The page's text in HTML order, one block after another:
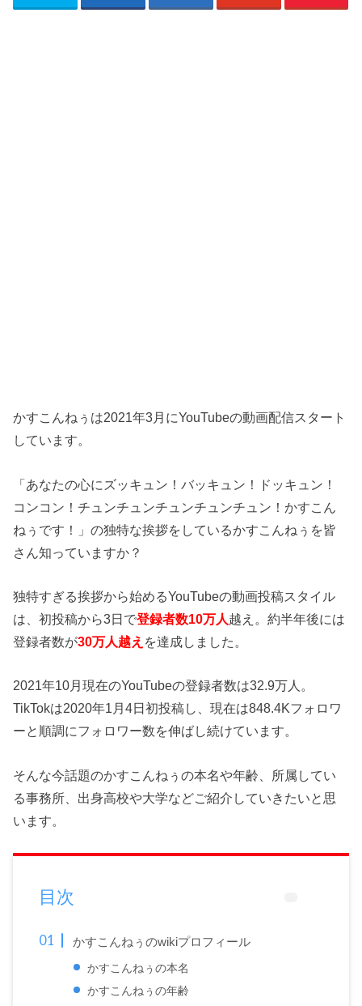
かすこんねぅは2021年3月にYouTubeの動画配信スタート
しています。
「あなたの心にズッキュン！バッキュン！ドッキュン！
コンコン！チュンチュンチュンチュンチュン！かすこん
ねぅです！」の独特な挨拶をしているかすこんねぅを皆
さん知っていますか？
独特すぎる挨拶から始めるYouTubeの動画投稿スタイル
は、初投稿から3日で登録者数10万人越え。約半年後には
登録者数が30万人越え を達成しました。
2021年10月現在のYouTubeの登録者数は32.9万人。
TikTokは2020年1月4日初投稿し、現在は848.4Kフォロワ
ーと順調にフォロワー数を伸ばし続けています。
そんな今話題のかすこんねぅの本名や年齢、所属してい
る事務所、出身高校や大学などご紹介していきたいと思
います。
目次
かすこんねぅのwikiプロフィール
かすこんねぅの本名
かすこんねぅの年齢